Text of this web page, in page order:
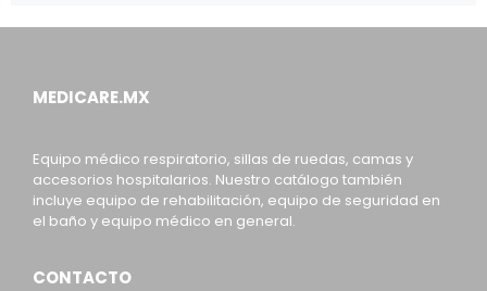
MEDICARE.MX
Equipo médico respiratorio, sillas de ruedas, camas y
accesorios hospitalarios. Nuestro catálogo también
incluye equipo de rehabilitación, equipo de seguridad en
el baño y equipo médico en general.
CONTACTO